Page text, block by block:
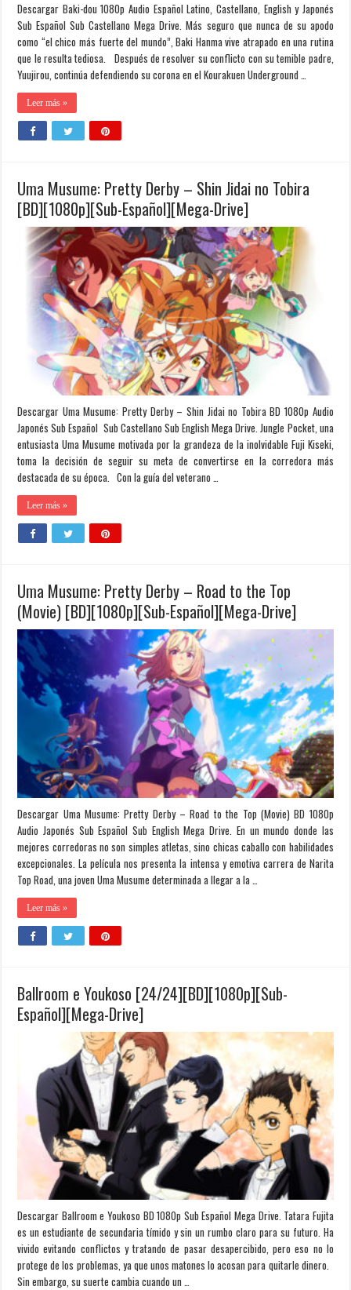
Descargar Baki-dou 1080p Audio Español Latino, Castellano, English y Japonés
Sub Español Sub Castellano Mega Drive. Más seguro que nunca de su apodo
como “el chico más fuerte del mundo”, Baki Hanma vive atrapado en una rutina
que le resulta tediosa. Después de resolver su conflicto con su temible padre,
Yuujirou, continúa defendiendo su corona en el Kourakuen Underground …
Leer más »
Uma Musume: Pretty Derby – Shin Jidai no Tobira
[BD][1080p][Sub-Español][Mega-Drive]
Descargar Uma Musume: Pretty Derby – Shin Jidai no Tobira BD 1080p Audio
Japonés Sub Español Sub Castellano Sub English Mega Drive. Jungle Pocket, una
entusiasta Uma Musume motivada por la grandeza de la inolvidable Fuji Kiseki,
toma la decisión de seguir su meta de convertirse en la corredora más
destacada de su época. Con la guía del veterano …
Leer más »
Uma Musume: Pretty Derby – Road to the Top
(Movie) [BD][1080p][Sub-Español][Mega-Drive]
Descargar Uma Musume: Pretty Derby – Road to the Top (Movie) BD 1080p
Audio Japonés Sub Español Sub English Mega Drive. En un mundo donde las
mejores corredoras no son simples atletas, sino chicas caballo con habilidades
excepcionales. La película nos presenta la intensa y emotiva carrera de Narita
Top Road, una joven Uma Musume determinada a llegar a la …
Leer más »
Ballroom e Youkoso [24/24][BD][1080p][Sub-
Español][Mega-Drive]
Descargar Ballroom e Youkoso BD 1080p Sub Español Mega Drive. Tatara Fujita
es un estudiante de secundaria tímido y sin un rumbo claro para su futuro. Ha
vivido evitando conflictos y tratando de pasar desapercibido, pero eso no lo
protege de los problemas, ya que unos matones lo acosan para quitarle dinero.
Sin embargo, su suerte cambia cuando un …